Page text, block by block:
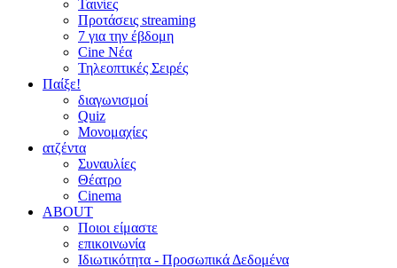
Ταινίες
Προτάσεις streaming
7 για την έβδομη
Cine Νέα
Τηλεοπτικές Σειρές
Παίξε!
διαγωνισμοί
Quiz
Μονομαχίες
ατζέντα
Συναυλίες
Θέατρο
Cinema
ABOUT
Ποιοι είμαστε
επικοινωνία
Ιδιωτικότητα - Προσωπικά Δεδομένα